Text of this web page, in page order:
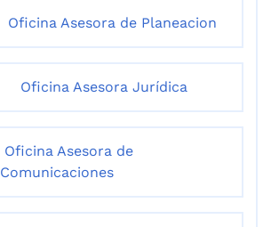
Oficina Asesora de Planeacion
Oficina Asesora Jurídica
Oficina Asesora de
Comunicaciones